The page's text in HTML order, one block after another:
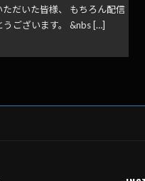
だいた皆様、 もちろん配信
ございます。 &nbs […]